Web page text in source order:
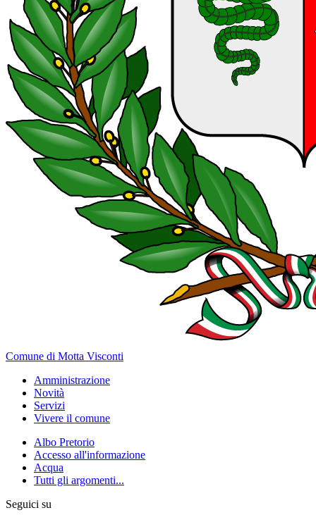
Comune di Motta Visconti
Amministrazione
Novità
Servizi
Vivere il comune
Albo Pretorio
Accesso all'informazione
Acqua
Tutti gli argomenti...
Seguici su